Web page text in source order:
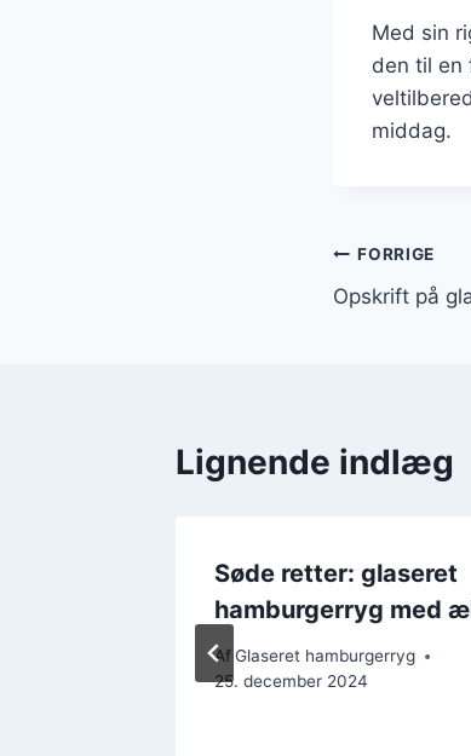
Med sin
den til en
middag.
FORRIGE
Opskrift på
Lignende indlæg
Søde retter: glaseret
hamburgerryg med
AfGlaseret hamburgerryg
25. december 2024